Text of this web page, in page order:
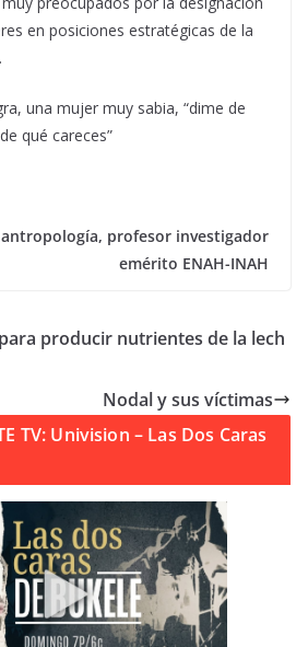
en posiciones estratégicas de la
una mujer muy sabia, “dime de
qué careces”
profesor investigador
emérito ENAH-INAH
producir nutrientes de la lech
Nodal y sus víctimas
TV: Univision – Las Dos Caras